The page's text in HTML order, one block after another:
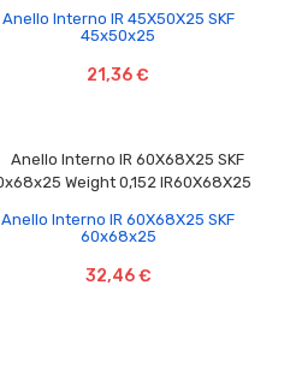

Anello Interno IR 45X50X25 SKF
45x50x25
21,36 €

Anello Interno IR 60X68X25 SKF
60x68x25
32,46 €